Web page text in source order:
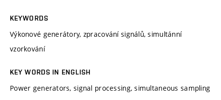
KEYWORDS
Výkonové generátory, zpracování signálů, simultánní
vzorkování
KEY WORDS IN ENGLISH
Power generators, signal processing, simultaneous sampling